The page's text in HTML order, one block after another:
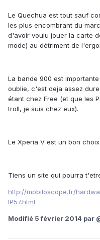
Le Quechua est tout sauf
les plus encombrant du
d'avoir voulu jouer la carte
mode) au détriment de
La bande 900 est
oublie, c'est deja assez
étant chez Free (et que les
troll, je suis chez eux).
Le Xperia V est un bon
Tiens un site qui pourra
http://mobiloscope.fr/
IP57.html
Modifié 5 février 2014 par